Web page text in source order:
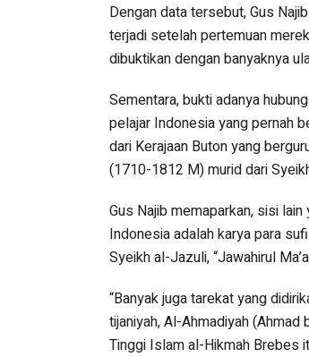
Dengan data tersebut, Gus
terjadi setelah pertemuan
dibuktikan dengan banyaknya
Sementara, bukti adanya
pelajar Indonesia yang pernah
dari Kerajaan Buton yang
(1710-1812 M) murid dari
Gus Najib memaparkan, sisi
Indonesia adalah karya para
Syeikh al-Jazuli, “Jawahirul
“Banyak juga tarekat yang
tijaniyah, Al-Ahmadiyah
Tinggi Islam al-Hikmah Brebes